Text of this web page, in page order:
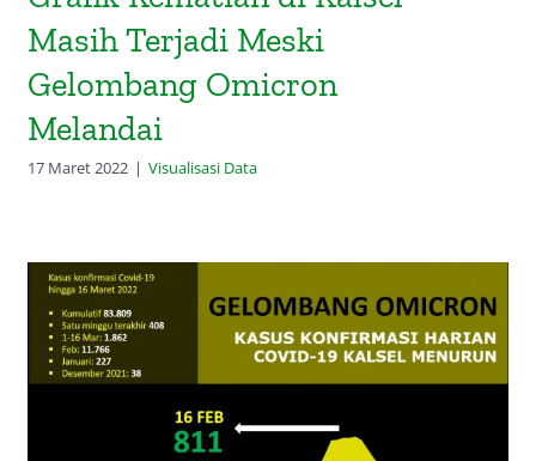
Masih Terjadi Meski
Gelombang Omicron
Melandai
17 Maret 2022 | Visualisasi Data